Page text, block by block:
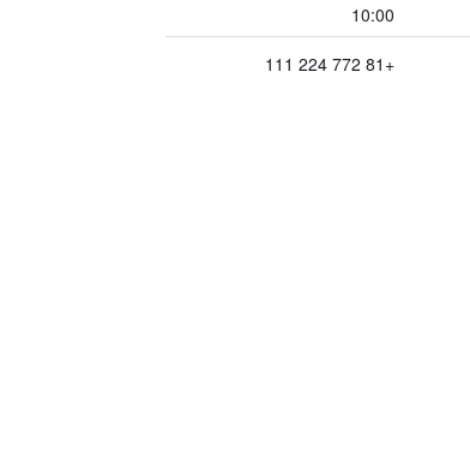
10:00
+81 772 224 111